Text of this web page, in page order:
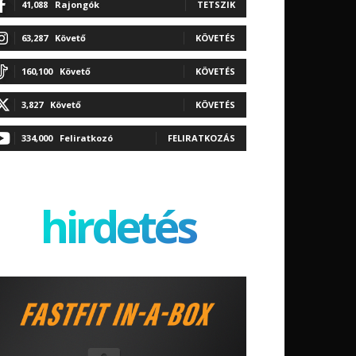
41,088 Rajongók TETSZIK
63,287 Követő KÖVETÉS
160,100 Követő KÖVETÉS
3,827 Követő KÖVETÉS
334,000 Feliratkozó FELIRATKOZÁS
hirdetés